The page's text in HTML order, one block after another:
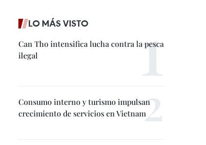
LO MÁS VISTO
Can Tho intensifica lucha contra la pesca
ilegal
Consumo interno y turismo impulsan
crecimiento de servicios en Vietnam